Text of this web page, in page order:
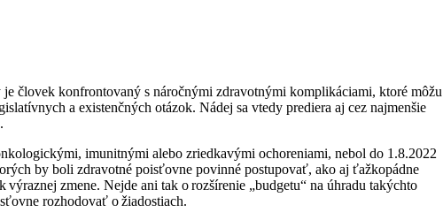
človek konfrontovaný s náročnými zdravotnými komplikáciami, ktoré môžu
a existenčných otázok. Nádej sa vtedy prediera aj cez najmenšie
imunitnými alebo zriedkavými ochoreniami, nebol do 1.8.2022
by boli zdravotné poisťovne povinné postupovať, ako aj ťažkopádne
zmene. Nejde ani tak o rozšírenie „budgetu“ na úhradu takýchto
rozhodovať o žiadostiach.